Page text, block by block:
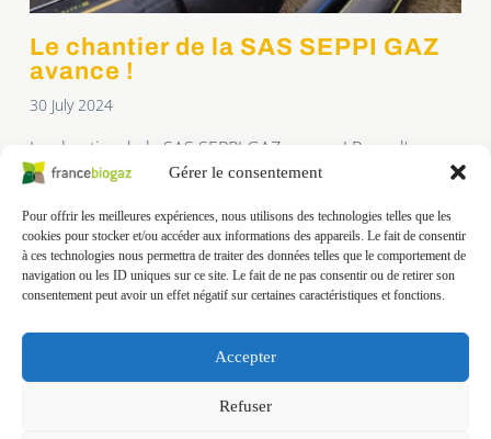
Gérer le consentement
Pour offrir les meilleures expériences, nous utilisons des technologies telles que les
cookies pour stocker et/ou accéder aux informations des appareils. Le fait de consentir
à ces technologies nous permettra de traiter des données telles que le comportement de
navigation ou les ID uniques sur ce site. Le fait de ne pas consentir ou de retirer son
consentement peut avoir un effet négatif sur certaines caractéristiques et fonctions.
Accepter
Refuser
Le chantier de la SAS SEPPI GAZ
avance !
30 July 2024
Le chantier de la SAS SEPPI GAZ avance ! Pose d'une
partie des réseaux enterrés sur le chantier de la SAS
SEPPI GAZAlors que les cuves de digestion et de
réception sont déjà construites et que les bâtiments
sont en cours de montage, les réseaux de biogaz et de
condensat ont été posés à la […]
En savoir plus